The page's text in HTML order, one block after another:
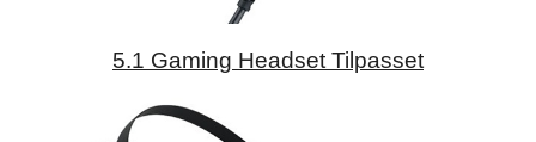
5.1 Gaming Headset Tilpasset